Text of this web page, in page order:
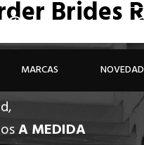
926 81 48 68
MARCAS
Brides
A MEDIDA